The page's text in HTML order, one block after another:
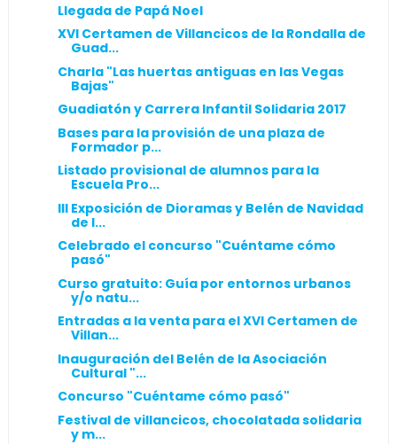
Llegada de Papá Noel
XVI Certamen de Villancicos de la Rondalla de
Guad...
Charla "Las huertas antiguas en las Vegas
Bajas"
Guadiatón y Carrera Infantil Solidaria 2017
Bases para la provisión de una plaza de
Formador p...
Listado provisional de alumnos para la
Escuela Pro...
III Exposición de Dioramas y Belén de Navidad
de l...
Celebrado el concurso "Cuéntame cómo
pasó"
Curso gratuito: Guía por entornos urbanos
y/o natu...
Entradas a la venta para el XVI Certamen de
Villan...
Inauguración del Belén de la Asociación
Cultural "...
Concurso "Cuéntame cómo pasó"
Festival de villancicos, chocolatada solidaria
y m...